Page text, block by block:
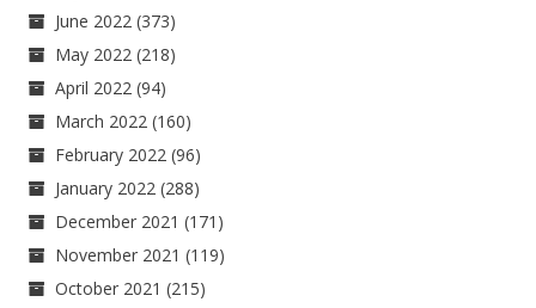
June 2022 (373)
May 2022 (218)
April 2022 (94)
March 2022 (160)
February 2022 (96)
January 2022 (288)
December 2021 (171)
November 2021 (119)
October 2021 (215)